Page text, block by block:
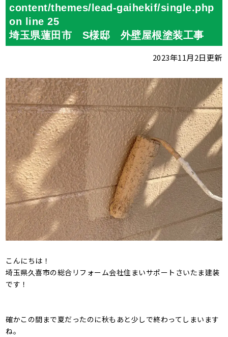
content/themes/lead-gaihekif/single.php
on line25
埼玉県蓮田市 S様邸 外壁屋根塗装工事
2023年11月2日更新
こんにちは！
埼玉県久喜市の総合リフォーム会社住まいサポートさいたま建装
です！
確かこの間まで夏だったのに秋もあと少しで終わってしまいます
ね。